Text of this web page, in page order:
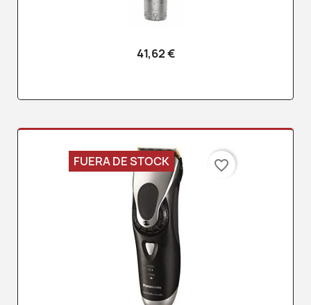
41,62 €
FUERA DE STOCK favorite_border